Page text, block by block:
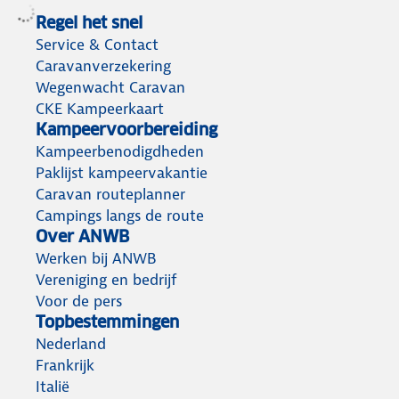
Regel het snel
Service & Contact
Caravanverzekering
Wegenwacht Caravan
CKE Kampeerkaart
Kampeervoorbereiding
Kampeerbenodigdheden
Paklijst kampeervakantie
Caravan routeplanner
Campings langs de route
Over ANWB
Werken bij ANWB
Vereniging en bedrijf
Voor de pers
Topbestemmingen
Nederland
Frankrijk
Italië